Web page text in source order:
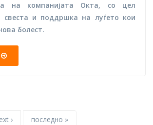
на компанијата Окта, со цел
свеста и поддршка на луѓето кои
болест.
› последно »